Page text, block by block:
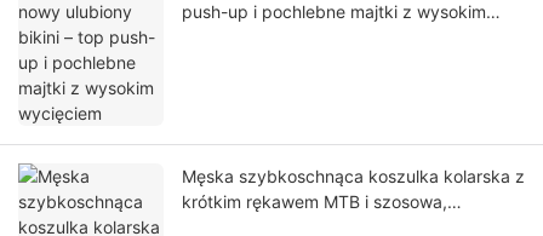
push-up i pochlebne majtki z wysokim
Męska szybkoschnąca koszulka kolarska z
krótkim rękawem MTB i szosowa,